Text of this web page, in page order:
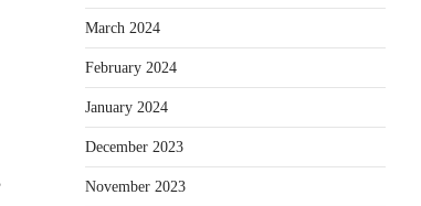
March 2024
February 2024
January 2024
December 2023
November 2023